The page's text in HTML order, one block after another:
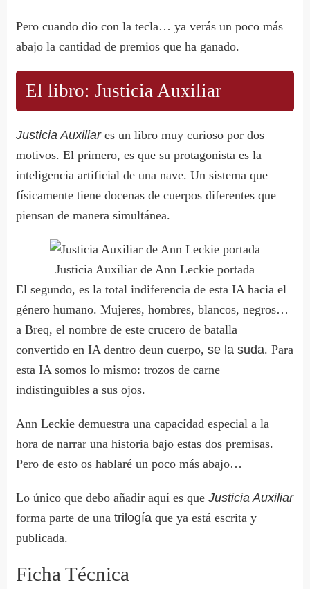
Pero cuando dio con la tecla… ya verás un poco más
abajo la cantidad de premios que ha ganado.
El libro: Justicia Auxiliar
Justicia Auxiliares un libro muy curioso por dos
motivos. El primero, es que su protagonista es la
inteligencia artificial de una nave. Un sistema que
físicamente tiene docenas de cuerpos diferentes que
piensan de manera simultánea.
Justicia Auxiliar de Ann Leckie portada
El segundo, es la total indiferencia de esta IA hacia el
género humano. Mujeres, hombres, blancos, negros…
a Breq, el nombre de este crucero de batalla
convertido en IA dentro deun cuerpo,se la suda. Para
esta IA somos lo mismo: trozos de carne
indistinguibles a sus ojos.
Ann Leckie demuestra una capacidad especial a la
hora de narrar una historia bajo estas dos premisas.
Pero de esto os hablaré un poco más abajo…
Lo único que debo añadir aquí es queJusticia Auxiliar
forma parte de unatrilogía que ya está escrita y
publicada.
Ficha Técnica